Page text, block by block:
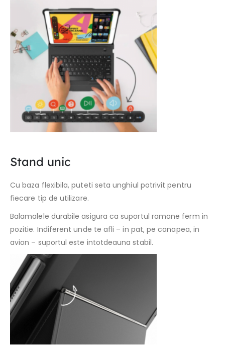
Stand unic
Cu baza flexibila, puteti seta unghiul potrivit pentru
fiecare tip de utilizare.
Balamalele durabile asigura ca suportul ramane ferm in
pozitie. Indiferent unde te afli – in pat, pe canapea, in
avion – suportul este intotdeauna stabil.